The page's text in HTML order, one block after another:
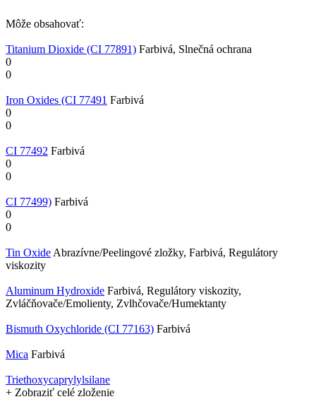
Môže obsahovať:
Titanium Dioxide (CI 77891) Farbivá, Slnečná ochrana
0
0
Iron Oxides (CI 77491 Farbivá
0
0
CI 77492 Farbivá
0
0
CI 77499) Farbivá
0
0
Tin Oxide Abrazívne/Peelingové zložky, Farbivá, Regulátory
viskozity
Aluminum Hydroxide Farbivá, Regulátory viskozity,
Zvláčňovače/Emolienty, Zvlhčovače/Humektanty
Bismuth Oxychloride (CI 77163) Farbivá
Mica Farbivá
Triethoxycaprylylsilane
+ Zobraziť celé zloženie